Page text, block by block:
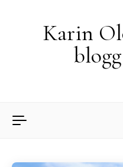
Karin